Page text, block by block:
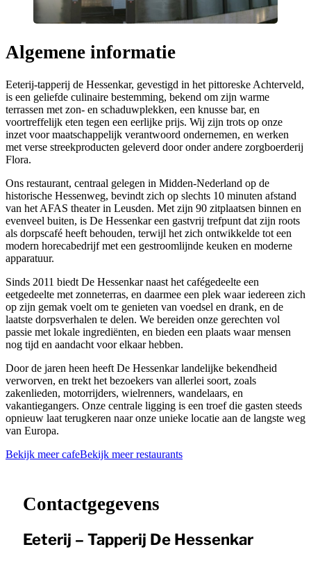
Algemene informatie
Eeterij-tapperij de Hessenkar, gevestigd in het pittoreske Achterveld,
is een geliefde culinaire bestemming, bekend om zijn warme
terrassen met zon- en schaduwplekken, een knusse bar, en
voortreffelijk eten tegen een eerlijke prijs. Wij zijn trots op onze
inzet voor maatschappelijk verantwoord ondernemen, en werken
met verse streekproducten geleverd door onder andere zorgboerderij
Flora.
Ons restaurant, centraal gelegen in Midden-Nederland op de
historische Hessenweg, bevindt zich op slechts 10 minuten afstand
van het AFAS theater in Leusden. Met zijn 90 zitplaatsen binnen en
evenveel buiten, is De Hessenkar een gastvrij trefpunt dat zijn roots
als dorpscafé heeft behouden, terwijl het zich ontwikkelde tot een
modern horecabedrijf met een gestroomlijnde keuken en moderne
apparatuur.
Sinds 2011 biedt De Hessenkar naast het cafégedeelte een
eetgedeelte met zonneterras, en daarmee een plek waar iedereen zich
op zijn gemak voelt om te genieten van voedsel en drank, en de
laatste dorpsverhalen te delen. We bereiden onze gerechten vol
passie met lokale ingrediënten, en bieden een plaats waar mensen
nog tijd en aandacht voor elkaar hebben.
Door de jaren heen heeft De Hessenkar landelijke bekendheid
verworven, en trekt het bezoekers van allerlei soort, zoals
zakenlieden, motorrijders, wielrenners, wandelaars, en
vakantiegangers. Onze centrale ligging is een troef die gasten steeds
opnieuw laat terugkeren naar onze unieke locatie aan de langste weg
van Europa.
Bekijk meer cafeBekijk meer restaurants
−
Leaflet |©OpenStreetMap
Contactgegevens
Eeterij – Tapperij De Hessenkar